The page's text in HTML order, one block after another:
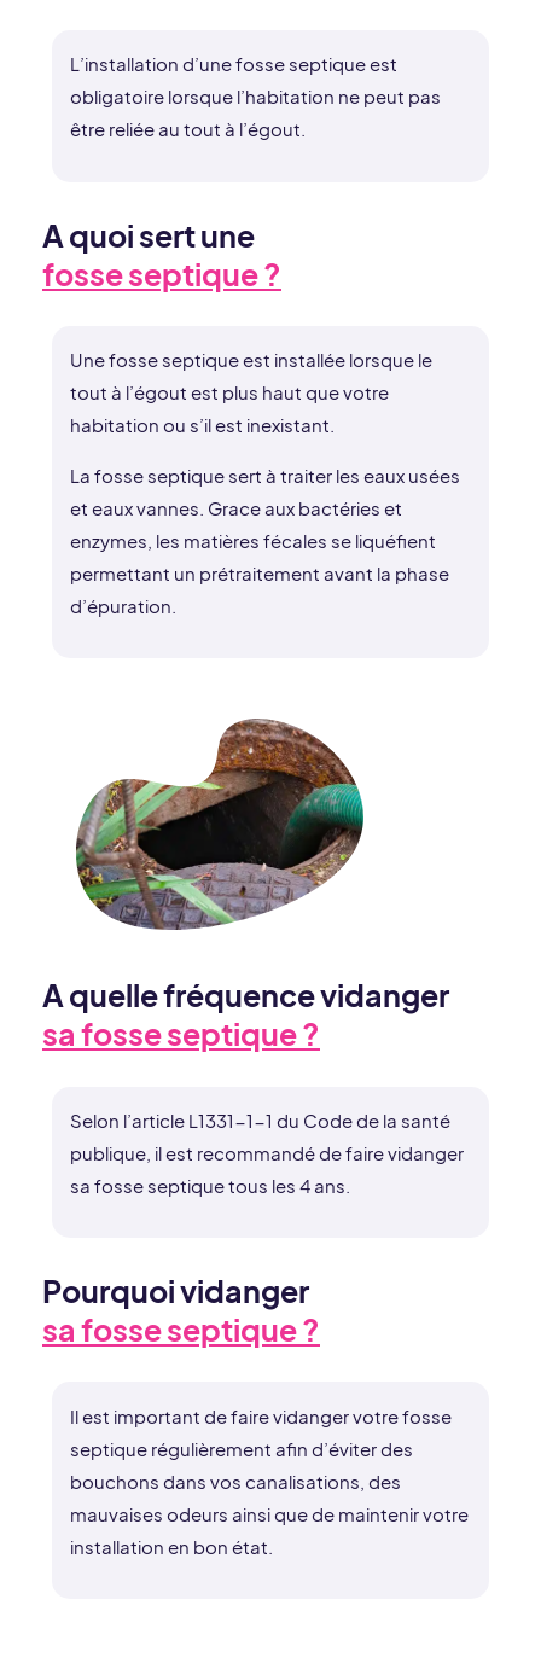
L’installation d’une fosse septique est
obligatoire lorsque l’habitation ne peut pas
être reliée au tout à l’égout.
A quoi sert une
fosse septique ?
Une fosse septique est installée lorsque le
tout à l’égout est plus haut que votre
habitation ou s’il est inexistant.
La fosse septique sert à traiter les eaux usées
et eaux vannes. Grace aux bactéries et
enzymes, les matières fécales se liquéfient
permettant un prétraitement avant la phase
d’épuration.
A quelle fréquence vidanger
sa fosse septique ?
Selon l’article L1331-1-1 du Code de la santé
publique, il est recommandé de faire vidanger
sa fosse septique tous les 4 ans.
Pourquoi vidanger
sa fosse septique ?
Il est important de faire vidanger votre fosse
septique régulièrement afin d’éviter des
bouchons dans vos canalisations, des
mauvaises odeurs ainsi que de maintenir votre
installation en bon état.